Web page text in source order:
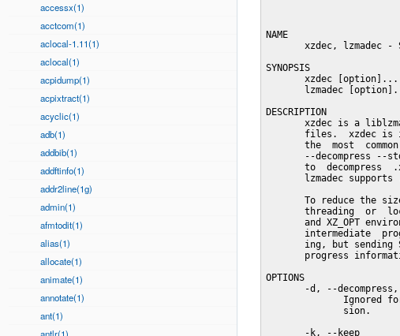
accessx(1)
acctcom(1)
aclocal-1.11(1)
aclocal(1)
acpidump(1)
acpixtract(1)
acyclic(1)
adb(1)
addbib(1)
addftinfo(1)
addr2line(1g)
admin(1)
afmtodit(1)
alias(1)
allocate(1)
animate(1)
annotate(1)
ant(1)
NAME
xzdec, lzmadec -
SYNOPSIS
xzdec
lzmadec
DESCRIPTION
xzdec is a
files.  xzdec is
the  most
--decompress --
to  decompress
lzmadec supports
To reduce the
threading  or
and XZ_OPT
intermediate
ing, but sending
progress
OPTIONS
-d, --
Ignored
              sion.
       -k, --keep